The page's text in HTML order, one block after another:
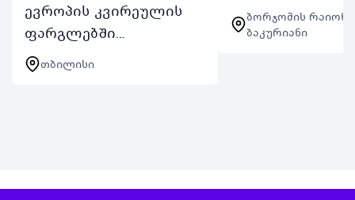
ევროპის კვირეულის
ფარგლებში
შესაძლებლობა 15 17
წლის
ისწავლე როგორ
თბილისი
მოემზადეთ თუ
ბორჯომის
ბაკურიანი